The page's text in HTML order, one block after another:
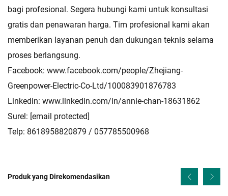
bagi profesional. Segera hubungi kami untuk konsultasi
gratis dan penawaran harga. Tim profesional kami akan
memberikan layanan penuh dan dukungan teknis selama
proses berlangsung.
Facebook: www.facebook.com/people/Zhejiang-
Greenpower-Electric-Co-Ltd/100083901876783
Linkedin: www.linkedin.com/in/annie-chan-18631862
Surel: [email protected]
Telp: 8618958820879 / 057785500968
Produk yang Direkomendasikan